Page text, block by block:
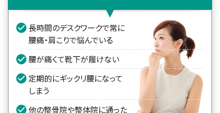
長時間のデスクワークで常に
腰痛・肩こりで悩んでいる
腰が痛くて靴下が履けない
定期的にギックリ腰になって
しまう
他の整骨院や整体院に通った